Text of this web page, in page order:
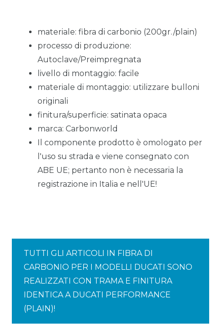
materiale: fibra di carbonio (200gr./plain)
processo di produzione:
Autoclave/Preimpregnata
livello di montaggio: facile
materiale di montaggio: utilizzare bulloni
originali
finitura/superficie: satinata opaca
marca: Carbonworld
Il componente prodotto è omologato per
l'uso su strada e viene consegnato con
ABE UE; pertanto non è necessaria la
registrazione in Italia e nell'UE!
TUTTI GLI ARTICOLI IN FIBRA DI
CARBONIO PER I MODELLI DUCATI SONO
REALIZZATI CON TRAMA E FINITURA
IDENTICA A DUCATI PERFORMANCE
(PLAIN)!